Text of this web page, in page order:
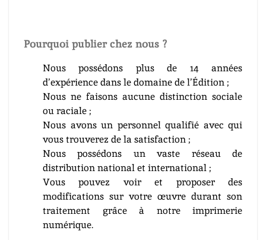
Pourquoi publier chez nous ?
Nous possédons plus de 14 années
d’expérience dans le domaine de l’Édition ;
Nous ne faisons aucune distinction sociale
ou raciale ;
Nous avons un personnel qualifié avec qui
vous trouverez de la satisfaction ;
Nous possédons un vaste réseau de
distribution national et international ;
Vous pouvez voir et proposer des
modifications sur votre œuvre durant son
traitement grâce à notre imprimerie
numérique.